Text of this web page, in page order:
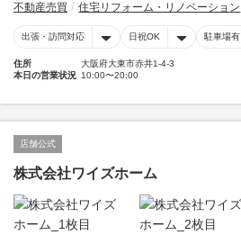
不動産売買 住宅リフォーム・リノベーション
出張・訪問対応 日祝OK 駐車場有
住所
大阪府大東市赤井1-4-3
本日の営業状況 10:00〜20:00
店舗公式
株式会社ワイズホーム